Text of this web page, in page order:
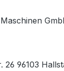
26 96103